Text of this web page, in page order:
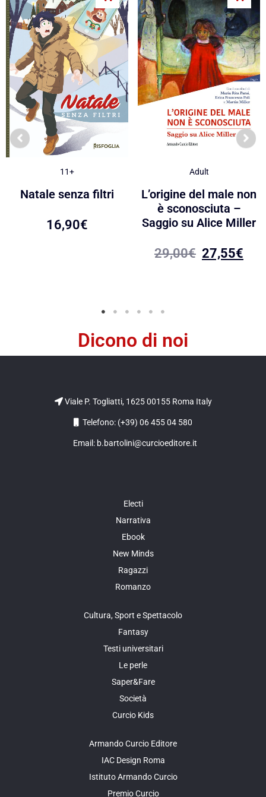
11+
Natale senza filtri
16,90€
Adult
L’origine del male non
è sconosciuta –
Saggio su Alice Miller
29,00€ 27,55€
Dicono di noi
Viale P. Togliatti, 1625 00155 Roma Italy
Telefono: (+39) 06 455 04 580
Email: b.bartolini@curcioeditore.it
Electi
Narrativa
Ebook
New Minds
Ragazzi
Romanzo
Cultura, Sport e Spettacolo
Fantasy
Testi universitari
Le perle
Saper&Fare
Società
Curcio Kids
Armando Curcio Editore
IAC Design Roma
Istituto Armando Curcio
Premio Curcio